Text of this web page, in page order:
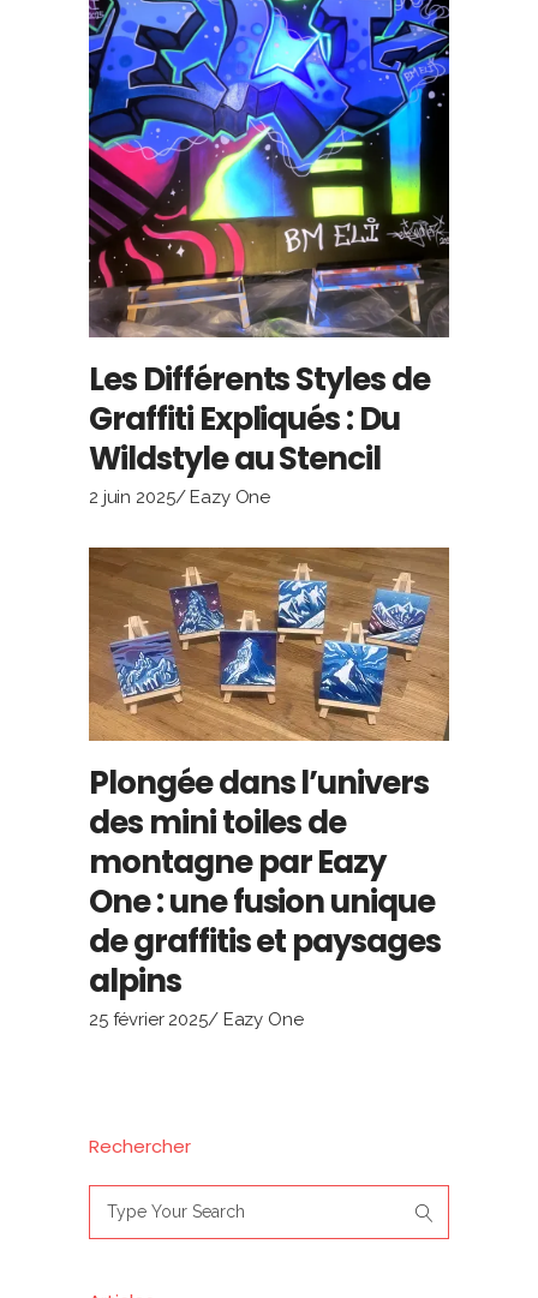
Les Différents Styles de
Graffiti Expliqués : Du
Wildstyle au Stencil
2 juin 2025 Eazy One
Plongée dans l’univers
des mini toiles de
montagne par Eazy
One : une fusion unique
de graffitis et paysages
alpins
25 février 2025 Eazy One
Rechercher
for: